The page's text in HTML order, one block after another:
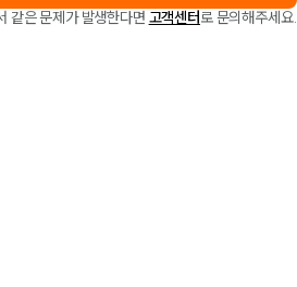
같은 문제가 발생한다면 고객센터로 문의해주세요.